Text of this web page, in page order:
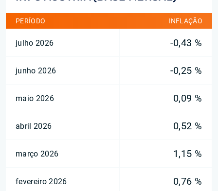
PERÍODO INFLAÇÃO
julho 2026 -0,43 %
junho 2026 -0,25 %
maio 2026 0,09 %
abril 2026 0,52 %
março 2026 1,15 %
fevereiro 2026 0,76 %